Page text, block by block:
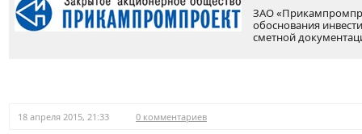
ЗАО
обоснования
сметной
18 апреля 2015, 21:33 0 комментариев